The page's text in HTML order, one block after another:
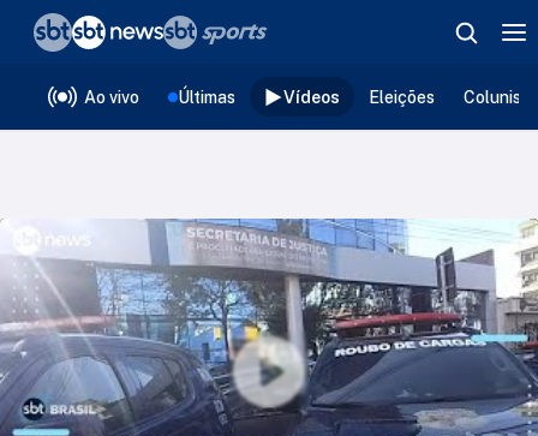
Ao vivo Últimas Vídeos Eleições
❮voltar
Editorias